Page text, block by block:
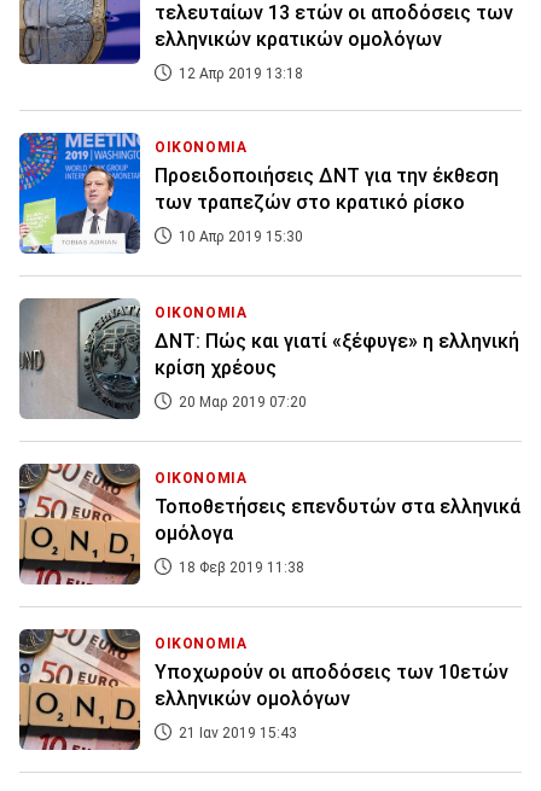
τελευταίων 13 ετών οι αποδόσεις των
ελληνικών κρατικών ομολόγων
12 Απρ 2019 13:18
ΟΙΚΟΝΟΜΙΑ
Προειδοποιήσεις ΔΝΤ για την έκθεση
των τραπεζών στο κρατικό ρίσκο
10 Απρ 2019 15:30
ΟΙΚΟΝΟΜΙΑ
ΔΝΤ: Πώς και γιατί «ξέφυγε» η ελληνική
κρίση χρέους
20 Μαρ 2019 07:20
ΟΙΚΟΝΟΜΙΑ
Τοποθετήσεις επενδυτών στα ελληνικά
ομόλογα
18 Φεβ 2019 11:38
ΟΙΚΟΝΟΜΙΑ
Υποχωρούν οι αποδόσεις των 10ετών
ελληνικών ομολόγων
21 Ιαν 2019 15:43